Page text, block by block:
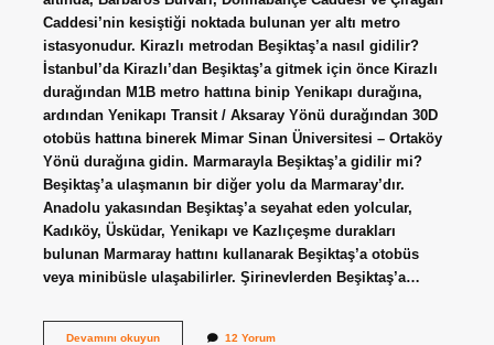
Caddesi’nin kesiştiği noktada bulunan yer altı metro
istasyonudur. Kirazlı metrodan Beşiktaş’a nasıl gidilir?
İstanbul’da Kirazlı’dan Beşiktaş’a gitmek için önce Kirazlı
durağından M1B metro hattına binip Yenikapı durağına,
ardından Yenikapı Transit / Aksaray Yönü durağından 30D
otobüs hattına binerek Mimar Sinan Üniversitesi – Ortaköy
Yönü durağına gidin. Marmarayla Beşiktaş’a gidilir mi?
Beşiktaş’a ulaşmanın bir diğer yolu da Marmaray’dır.
Anadolu yakasından Beşiktaş’a seyahat eden yolcular,
Kadıköy, Üsküdar, Yenikapı ve Kazlıçeşme durakları
bulunan Marmaray hattını kullanarak Beşiktaş’a otobüs
veya minibüsle ulaşabilirler. Şirinevlerden Beşiktaş’a…
Devamını okuyunYenikapıdan 12 Yorum